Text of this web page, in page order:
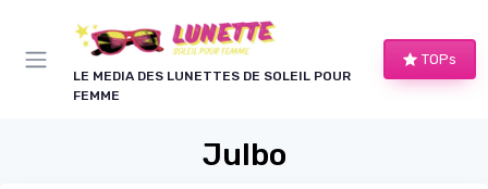
LE MEDIA DES LUNETTES DE SOLEIL POUR
FEMME
TOPs
Julbo